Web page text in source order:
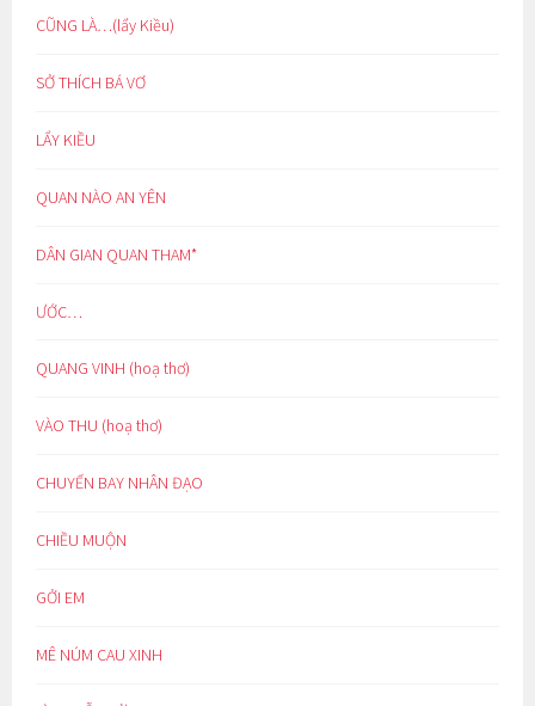
CŨNG LÀ…(lẩy Kiều)
SỞ THÍCH BÁ VƠ
LẨY KIỀU
QUAN NÀO AN YÊN
DÂN GIAN QUAN THAM*
ƯỚC…
QUANG VINH (hoạ thơ)
VÀO THU (hoạ thơ)
CHUYẾN BAY NHÂN ĐẠO
CHIỀU MUỘN
GỞI EM
MÊ NÚM CAU XINH